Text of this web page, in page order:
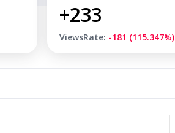
+233
ViewsRate: -181 (115.347%)